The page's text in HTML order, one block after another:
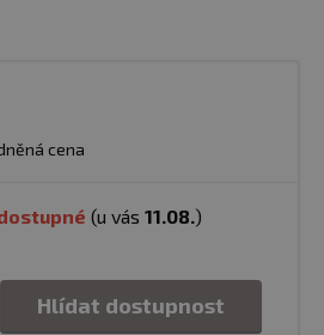
cena
(u vás 11.08.)
Hlídat dostupnost